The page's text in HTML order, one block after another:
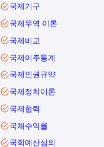
국제기구
국제무역 이론
국제비교
국제이주통계
국제인권규약
국제정치이론
국제협력
국채수익률
국회예산심의